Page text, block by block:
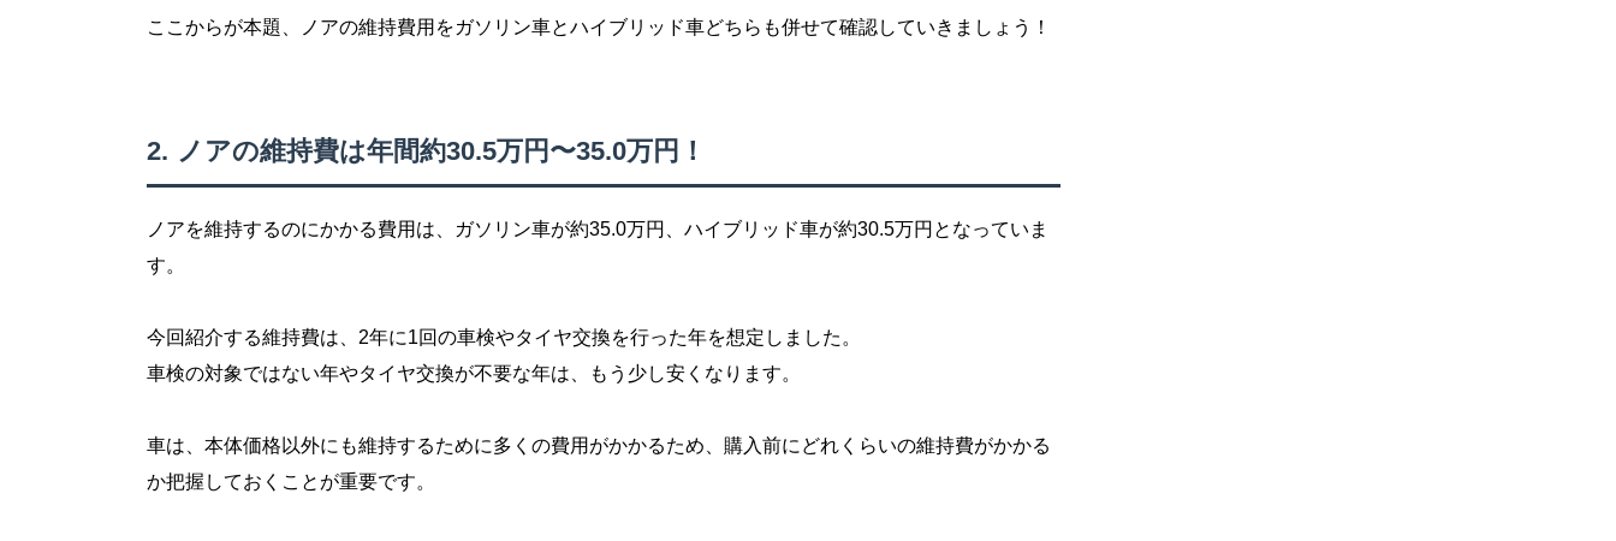
ここからが本題、ノアの維持費用をガソリン車とハイブリッド車どちらも併せて確認していきましょう！
ノアの維持費は年間約30.5万円〜35.0万円！
ノアを維持するのにかかる費用は、ガソリン車が約35.0万円、ハイブリッド車が約30.5万円となっていま
す。
今回紹介する維持費は、2年に1回の車検やタイヤ交換を行った年を想定しました。
車検の対象ではない年やタイヤ交換が不要な年は、もう少し安くなります。
車は、本体価格以外にも維持するために多くの費用がかかるため、購入前にどれくらいの維持費がかかる
か把握しておくことが重要です。